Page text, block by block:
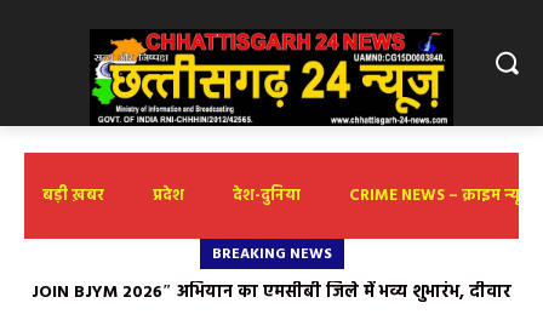
बड़ी ख़बर प्रदेश देश-दुनिया CRIME NEWS – क्राइम न्यूज़
BREAKING NEWS
JOIN BJYM 2026″ अभियान का एमसीबी जिले में भव्य शुभारंभ, दीवार
मनेंद्रगढ़ शासकीय अस्पताल का ऐतिहासिक कारनामा: जांघ की त्वचा से